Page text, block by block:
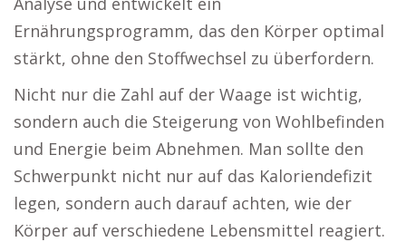
Ernährungsprogramm, das den Körper optimal
stärkt, ohne den Stoffwechsel zu überfordern.
Nicht nur die Zahl auf der Waage ist wichtig,
sondern auch die Steigerung von Wohlbefinden
und Energie beim Abnehmen. Man sollte den
Schwerpunkt nicht nur auf das Kaloriendefizit
legen, sondern auch darauf achten, wie der
Körper auf verschiedene Lebensmittel reagiert.